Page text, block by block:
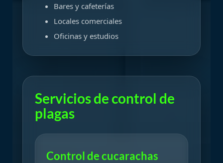
Bares y cafeterías
Locales comerciales
Oficinas y estudios
Servicios de control de
plagas
Control de cucarachas